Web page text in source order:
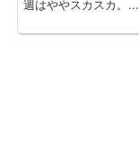
週はややスカスカ。...